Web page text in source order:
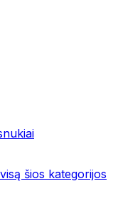
šios kategorijos